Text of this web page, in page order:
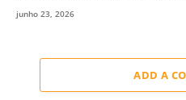
junho 23, 2026
ADD A